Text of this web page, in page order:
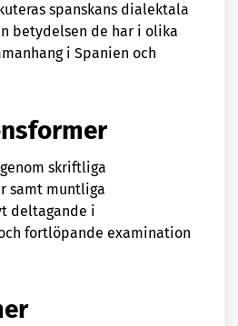
spanskans dialektala
betydelsen de har i olika
i Spanien och
skriftliga
samt muntliga
deltagande i
fortlöpande examination